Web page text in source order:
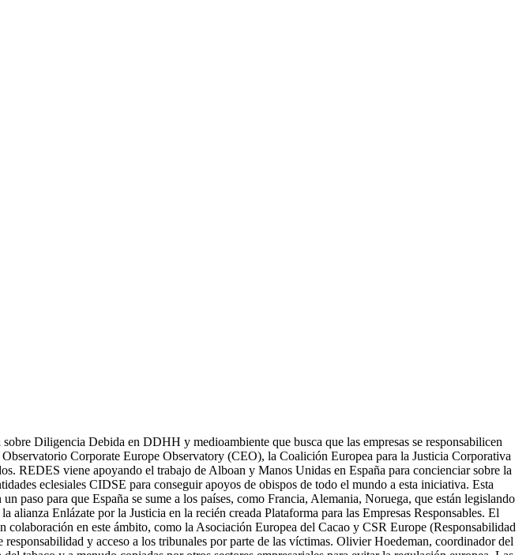
Diligencia Debida en DDHH y medioambiente que busca que las empresas se responsabilicen
Corporate Europe Observatory (CEO), la Coalición Europea para la Justicia Corporativa
REDES viene apoyando el trabajo de Alboan y Manos Unidas en España para concienciar sobre la
eclesiales CIDSE para conseguir apoyos de obispos de todo el mundo a esta iniciativa. Esta
paso para que España se sume a los países, como Francia, Alemania, Noruega, que están legislando
Enlázate por la Justicia en la recién creada Plataforma para las Empresas Responsables. El
en este ámbito, como la Asociación Europea del Cacao y CSR Europe (Responsabilidad
y acceso a los tribunales por parte de las víctimas. Olivier Hoedeman, coordinador del